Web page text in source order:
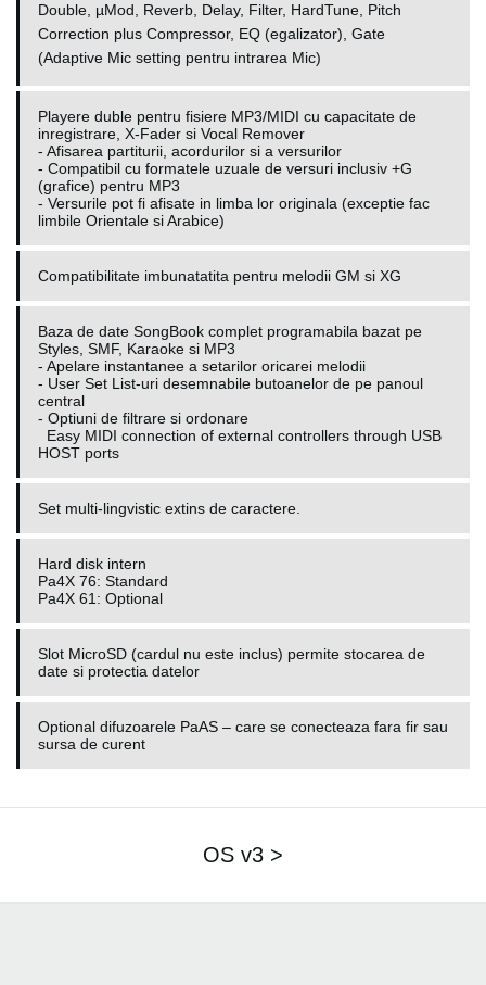
Double, µMod, Reverb, Delay, Filter, HardTune, Pitch
Correction plus Compressor, EQ (egalizator), Gate
(Adaptive Mic setting pentru intrarea Mic)
Playere duble pentru fisiere MP3/MIDI cu capacitate de
inregistrare, X-Fader si Vocal Remover
- Afisarea partiturii, acordurilor si a versurilor
- Compatibil cu formatele uzuale de versuri inclusiv +G
(grafice) pentru MP3
- Versurile pot fi afisate in limba lor originala (exceptie fac
limbile Orientale si Arabice)
Compatibilitate imbunatatita pentru melodii GM si XG
Baza de date SongBook complet programabila bazat pe
Styles, SMF, Karaoke si MP3
- Apelare instantanee a setarilor oricarei melodii
- User Set List-uri desemnabile butoanelor de pe panoul
central
- Optiuni de filtrare si ordonare
Easy MIDI connection of external controllers through USB
HOST ports
Set multi-lingvistic extins de caractere.
Hard disk intern
Pa4X 76: Standard
Pa4X 61: Optional
Slot MicroSD (cardul nu este inclus) permite stocarea de
date si protectia datelor
Optional difuzoarele PaAS – care se conecteaza fara fir sau
sursa de curent
OS v3 >